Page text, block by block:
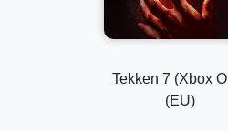
Tekken 7 (Xbox
(EU)